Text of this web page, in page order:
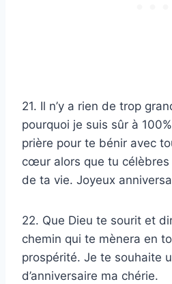
21. Il n’y a rien de trop
pourquoi je suis sûr à
prière pour te bénir avec
cœur alors que tu célèbres
de ta vie. Joyeux
22. Que Dieu te sourit et
chemin qui te mènera en
prospérité. Je te souhaite
d’anniversaire ma chérie.